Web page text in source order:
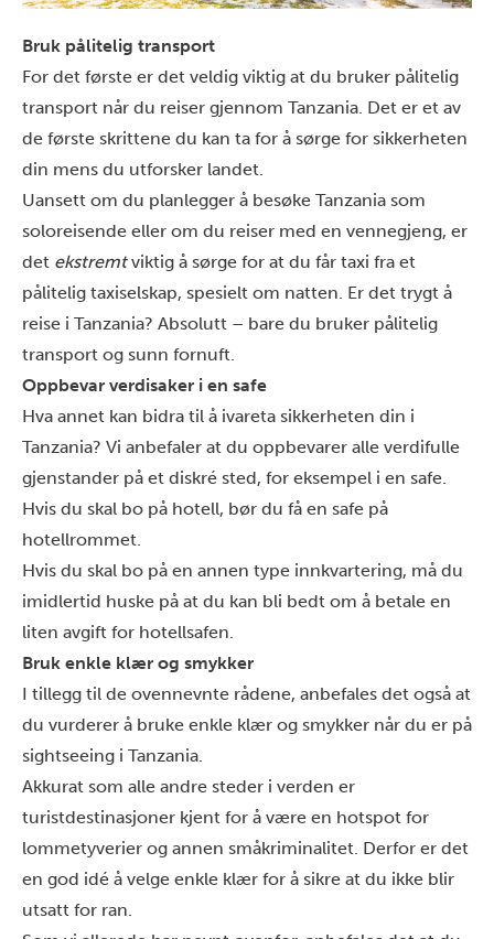
Bruk pålitelig transport
For det første er det veldig viktig at du bruker pålitelig
transport når du reiser gjennom Tanzania. Det er et av
de første skrittene du kan ta for å sørge for sikkerheten
din mens du utforsker landet.
Uansett om du planlegger å besøke Tanzania som
soloreisende eller om du reiser med en vennegjeng, er
det ekstremtviktig å sørge for at du får taxi fra et
pålitelig taxiselskap, spesielt om natten. Er det trygt å
reise i Tanzania? Absolutt – bare du bruker pålitelig
transport og sunn fornuft.
Oppbevar verdisaker i en safe
Hva annet kan bidra til å ivareta sikkerheten din i
Tanzania? Vi anbefaler at du oppbevarer alle verdifulle
gjenstander på et diskré sted, for eksempel i en safe.
Hvis du skal bo på hotell, bør du få en safe på
hotellrommet.
Hvis du skal bo på en annen type innkvartering, må du
imidlertid huske på at du kan bli bedt om å betale en
liten avgift for hotellsafen.
Bruk enkle klær og smykker
I tillegg til de ovennevnte rådene, anbefales det også at
du vurderer å bruke enkle klær og smykker når du er på
sightseeing i Tanzania.
Akkurat som alle andre steder i verden er
turistdestinasjoner kjent for å være en hotspot for
lommetyverier og annen småkriminalitet. Derfor er det
en god idé å velge enkle klær for å sikre at du ikke blir
utsatt for ran.